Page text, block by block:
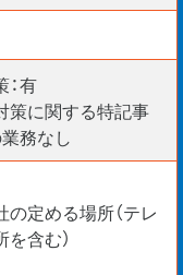
有
策に関する特記事
務なし
の定める場所（テレ
含む）